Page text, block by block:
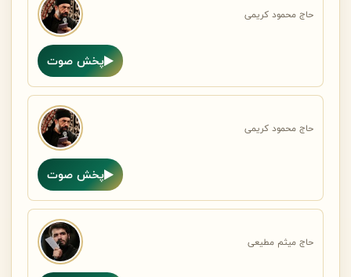
حاج محمود کریمی
پخش صوت
حاج محمود کریمی
پخش صوت
حاج میثم مطیعی